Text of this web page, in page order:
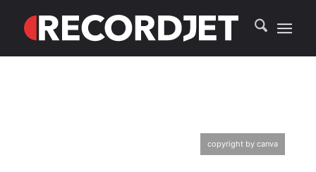
copyright by canva